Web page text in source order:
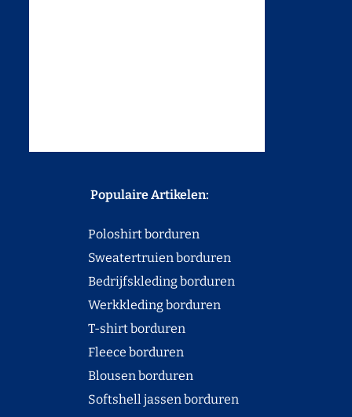
Populaire Artikelen:
Poloshirt borduren
Sweatertruien borduren
Bedrijfskleding borduren
Werkkleding borduren
T-shirt borduren
Fleece borduren
Blousen borduren
Softshell jassen borduren